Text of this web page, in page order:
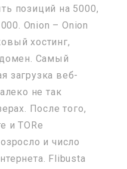
позиций на 5000,
Onion – Onion
хостинг,
Самый
загрузка веб-
не так
После того,
и TORе
и число
Flibusta